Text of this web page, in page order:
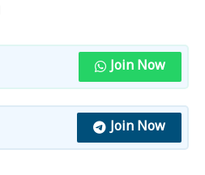
Join Now
Join Now